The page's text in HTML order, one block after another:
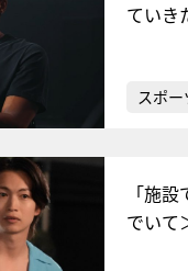
ていき
スポー
「施
でいて